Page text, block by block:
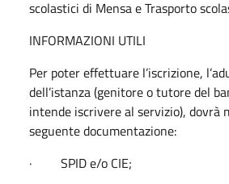
scolastici di Mensa e Trasporto
INFORMAZIONI UTILI
Per poter effettuare l’iscrizione,
dell’istanza (genitore o tutore del
intende iscrivere al servizio), dovrà
seguente documentazione:
· SPID e/o CIE;